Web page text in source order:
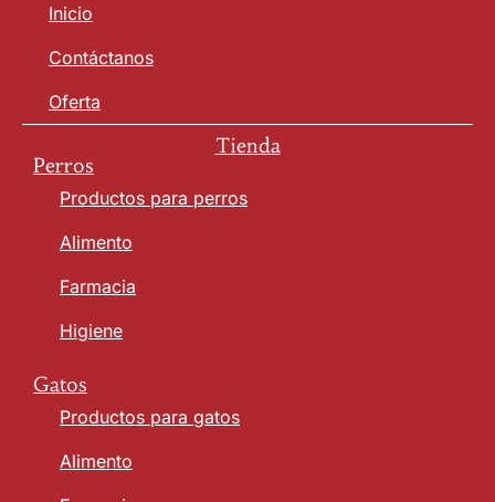
Inicio
Contáctanos
Oferta
Tienda
Perros
Productos para perros
Alimento
Farmacia
Higiene
Gatos
Productos para gatos
Alimento